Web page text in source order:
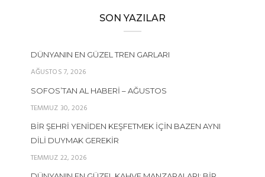
SON YAZILAR
DÜNYANIN EN GÜZEL TREN GARLARI
AĞUSTOS 7, 2026
SOFOS’TAN AL HABERI – AĞUSTOS
TEMMUZ 30, 2026
BIR ŞEHRI YENIDEN KEŞFETMEK İÇIN BAZEN AYNI
DILI DUYMAK GEREKIR
TEMMUZ 22, 2026